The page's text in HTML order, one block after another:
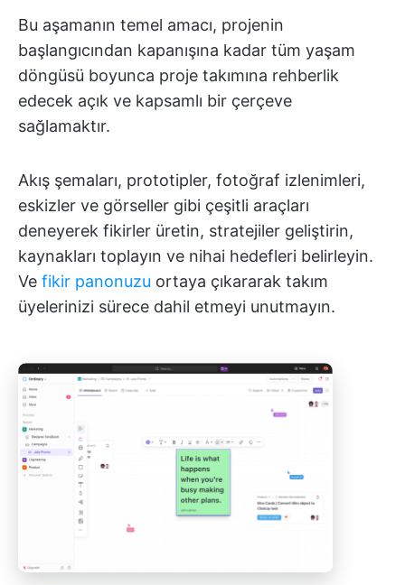
Bu aşamanın temel amacı, projenin
başlangıcından kapanışına kadar tüm yaşam
döngüsü boyunca proje takımına rehberlik
edecek açık ve kapsamlı bir çerçeve
sağlamaktır.
Akış şemaları, prototipler, fotoğraf izlenimleri,
eskizler ve görseller gibi çeşitli araçları
deneyerek fikirler üretin, stratejiler geliştirin,
kaynakları toplayın ve nihai hedefleri belirleyin.
Ve fikir panonuzu ortaya çıkararak takım
üyelerinizi sürece dahil etmeyi unutmayın.